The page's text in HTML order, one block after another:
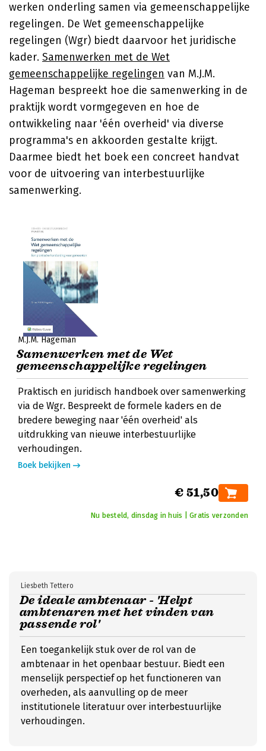
werken onderling samen via gemeenschappelijke
regelingen. De Wet gemeenschappelijke
regelingen (Wgr) biedt daarvoor het juridische
kader. Samenwerken met de Wet
gemeenschappelijke regelingen van M.J.M.
Hageman bespreekt hoe die samenwerking in de
praktijk wordt vormgegeven en hoe de
ontwikkeling naar 'één overheid' via diverse
programma's en akkoorden gestalte krijgt.
Daarmee biedt het boek een concreet handvat
voor de uitvoering van interbestuurlijke
samenwerking.
M.J.M. Hageman
Samenwerken met de Wet
gemeenschappelijke regelingen
Praktisch en juridisch handboek over samenwerking
via de Wgr. Bespreekt de formele kaders en de
bredere beweging naar 'één overheid' als
uitdrukking van nieuwe interbestuurlijke
verhoudingen.
Boek bekijken
€ 51,50
Nu besteld, dinsdag in huis | Gratis verzonden
De ideale ambtenaar - 'Helpt
ambtenaren met het vinden van
passende rol'
Liesbeth Tettero
Een toegankelijk stuk over de rol van de
ambtenaar in het openbaar bestuur. Biedt een
menselijk perspectief op het functioneren van
overheden, als aanvulling op de meer
institutionele literatuur over interbestuurlijke
verhoudingen.